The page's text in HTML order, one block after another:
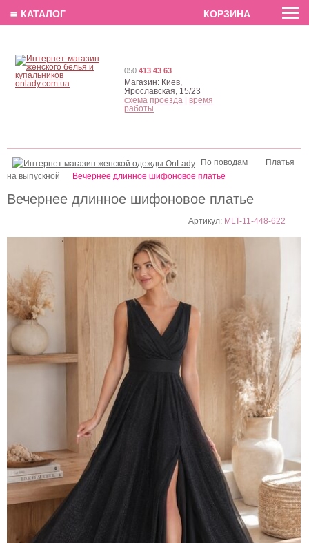
EN РУС
Вечернее длинное шифоновое платье
Артикул: MLT-11-448-622
По поводам
Платья
на выпускной
Вечернее длинное шифоновое платье
050 413 43 63
Магазин: Киев,
Ярославская, 15/23
схема проезда
время
работы
≣ КАТАЛОГ КОРЗИНА